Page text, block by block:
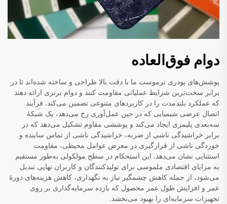
دوام فوق‌العاده
پوشش‌های پودری ترموست ما با دقت بالا طراحی و ساخته شده‌اند تا در
برابر سخت‌ترین شرایط عملیاتی مقاومت کنند و دوام برتری ارائه دهند
که عملکرد بلندمدت را در کاربردهای متنوعی تضمین می‌کند. فرآیند
اتصال عرضی شیمیایی که در حین عمل‌آوری رخ می‌دهد، یک شبکهٔ
سه‌بعدی پلیمری ایجاد می‌کند و پوششی مقاوم تشکیل می‌دهد که در
برابر خراشیدگی ناشی از ضربه، خراشیدگی ناشی از تماس ساینده و
خوردگی ناشی از قرارگیری در معرض عوامل محیطی، مقاومت
استثنایی نشان می‌دهد. این استحکام در سطح مولکولی به‌طور مستقیم
به مزایای اقتصادی ملموسی برای تولیدکنندگان و کاربران نهایی تبدیل
می‌شود، از جمله کاهش چشمگیر نیاز به نگهداری، کاهش هزینه‌های دورهٔ
عمر و افزایش طول عمر محصول که بازده سرمایه‌گذاری بر روی
تجهیزات سرمایه‌ای را بهبود می‌بخشد.